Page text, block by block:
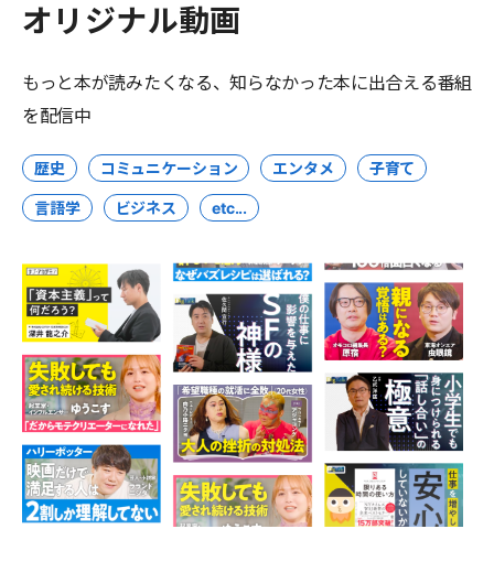
オリジナル動画
もっと本が読みたくなる、知らなかった本に出合える番組
を配信中
歴史 コミュニケーション エンタメ 子育て
言語学 ビジネス etc...